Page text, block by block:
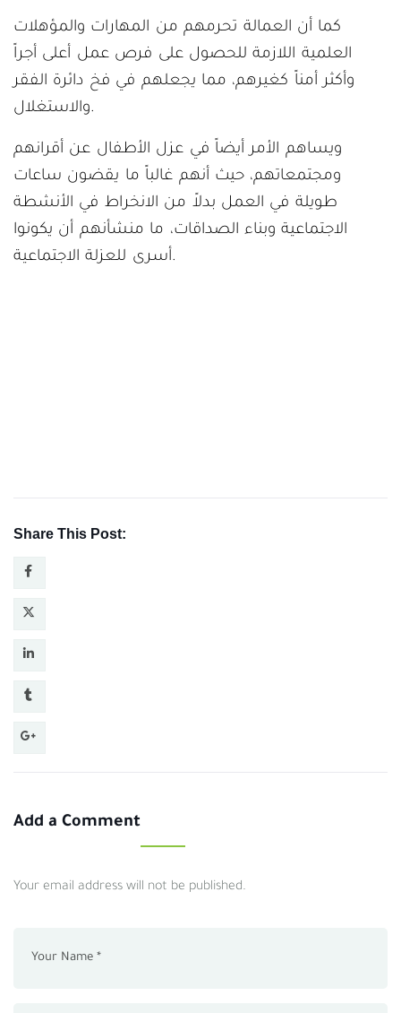
كما أن العمالة تحرمهم من المهارات والمؤهلات
العلمية اللازمة للحصول على فرص عمل أعلى أجراً
وأكثر أمناً كغيرهم، مما يجعلهم في فخ دائرة الفقر
والاستغلال.
ويساهم الأمر أيضاً في عزل الأطفال عن أقرانهم
ومجتمعاتهم، حيث أنهم غالباً ما يقضون ساعات
طويلة في العمل بدلاً من الانخراط في الأنشطة
الاجتماعية وبناء الصداقات، ما منشأنهم أن يكونوا
أسرى للعزلة الاجتماعية.
Share This Post:
Add a Comment
Your email address will not be published.